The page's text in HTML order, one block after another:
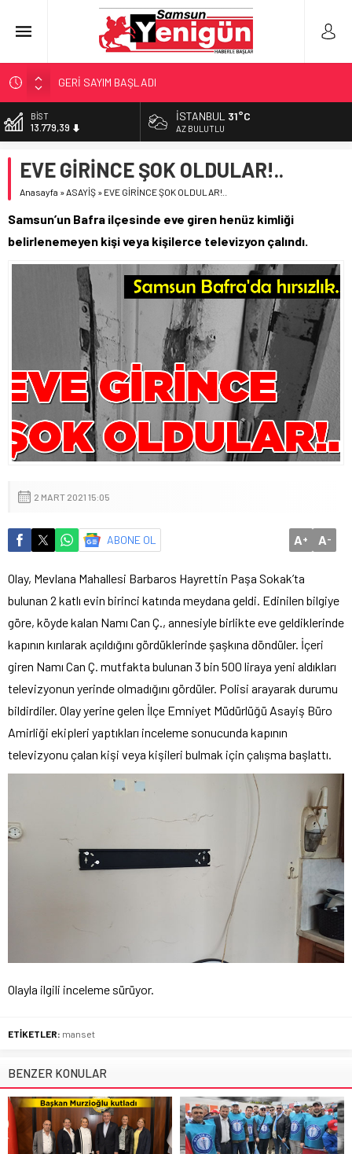
GERİ SAYIM BAŞLADI
‘BAFRA’YA YATIRIM YAPIN!’
İŞTE FINDIK FİYATI!
YÖNETİCİ SEÇERKEN YAPILAN EN BÜYÜK HATALAR
BİST
13.779,39
47,7111
EURO
6.660,55
İSTANBUL 31°C
AZ BULUTLU
EVE GİRİNCE ŞOK OLDULAR!..
Anasayfa »ASAYİŞ » EVE GİRİNCE ŞOK OLDULAR!..
Samsun’un Bafra ilçesinde eve giren henüz kimliği
belirlenemeyen kişi veya kişilerce televizyon çalındı.
2 MART 2021 15:05
ABONE OL A+ A-
Olay, Mevlana Mahallesi Barbaros Hayrettin Paşa Sokak’ta
bulunan 2 katlı evin birinci katında meydana geldi. Edinilen bilgiye
göre, köyde kalan Namı Can Ç., annesiyle birlikte eve geldiklerinde
kapının kırılarak açıldığını gördüklerinde şaşkına döndüler. İçeri
giren Namı Can Ç. mutfakta bulunan 3 bin 500 liraya yeni aldıkları
televizyonun yerinde olmadığını gördüler. Polisi arayarak durumu
bildirdiler. Olay yerine gelen İlçe Emniyet Müdürlüğü Asayiş Büro
Amirliği ekipleri yaptıkları inceleme sonucunda kapının
televizyonu çalan kişi veya kişileri bulmak için çalışma başlattı.
Olayla ilgili inceleme sürüyor.
ETİKETLER: manset
BENZER KONULAR